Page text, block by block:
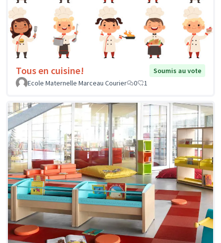
Tous en cuisine!
Soumis au vote
Ecole Maternelle Marceau Courier
0 1